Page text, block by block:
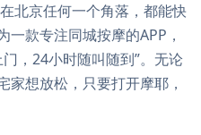
北京任何一个角落，都能快
款专注同城按摩的APP，
，24小时随叫随到”。无论
家想放松，只要打开摩耶，